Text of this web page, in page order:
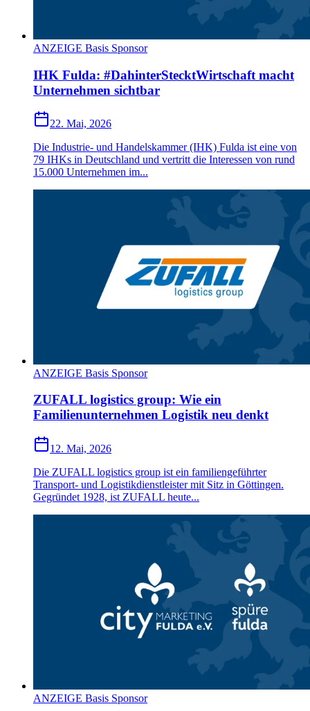
ANZEIGE Basis Sponsor
IHK Fulda: #DahinterStecktWirtschaft macht
Unternehmen sichtbar
22. Mai, 2026
Die Industrie- und Handelskammer (IHK) Fulda ist eine von
79 IHKs in Deutschland und vertritt die Interessen von rund
15.000 Unternehmen im...
ANZEIGE Basis Sponsor
ZUFALL logistics group: Wie ein
Familienunternehmen Logistik neu denkt
12. Mai, 2026
Die ZUFALL logistics group ist ein familiengeführter
Transport- und Logistikdienstleister mit Sitz in Göttingen.
Gegründet 1928, ist ZUFALL heute...
ANZEIGE Basis Sponsor